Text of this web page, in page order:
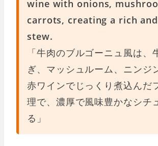
wine with onions,
carrots, creating a rich
stew.
「牛肉のブルゴーニュ風は、
ぎ、マッシュルーム、ニンジ
赤ワインでじっくり煮込んだ
理で、濃厚で風味豊かなシチ
る」